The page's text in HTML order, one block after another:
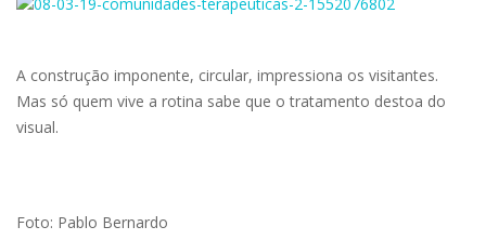
A construção imponente, circular, impressiona os visitantes.
Mas só quem vive a rotina sabe que o tratamento destoa do
visual.
Foto: Pablo Bernardo